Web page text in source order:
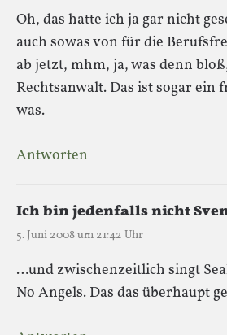
Oh, das hatte ich ja gar nicht
auch sowas von für die
ab jetzt, mhm, ja, was denn
Rechtsanwalt. Das ist sogar ein
was.
Antworten
Ich bin jedenfalls nicht
5. Juni 2008 um 21:42 Uhr
…und zwischenzeitlich singt
No Angels. Das das überhaupt